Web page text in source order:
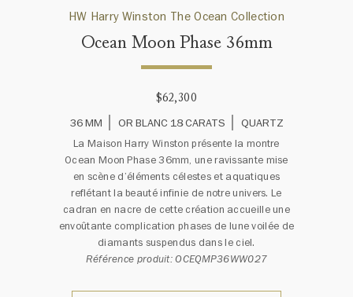
HW Harry Winston The Ocean Collection
Ocean Moon Phase 36mm
$62,300
36 MM
OR BLANC 18 CARATS QUARTZ
La Maison Harry Winston présente la montre
Ocean Moon Phase 36mm, une ravissante mise
en scène d’éléments célestes et aquatiques
reflétant la beauté infinie de notre univers. Le
cadran en nacre de cette création accueille une
envoûtante complication phases de lune voilée de
diamants suspendus dans le ciel.
Référence produit: OCEQMP36WW027